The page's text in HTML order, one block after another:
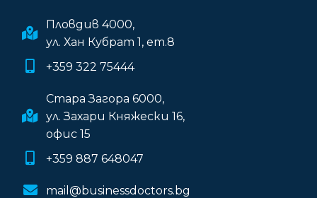
Пловдив 4000,
ул. Хан Кубрат 1, ет.8
+359 322 75444
Стара Загора 6000,
ул. Захари Княжески 16,
офис 15
+359 887 648047
mail@businessdoctors.bg